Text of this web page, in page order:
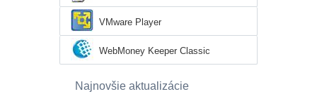
VMware Player
WebMoney Keeper Classic
Najnovšie aktualizácie